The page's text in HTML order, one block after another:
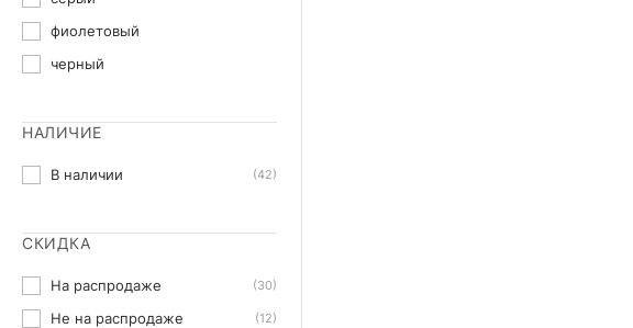
фиолетовый
черный
НАЛИЧИЕ
В наличии (42)
СКИДКА
На распродаже (30)
Не на распродаже (12)